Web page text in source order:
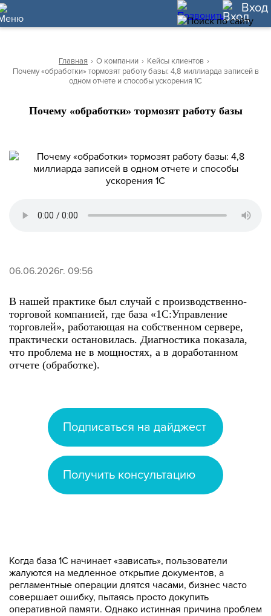
10 Вход
Главная › О компании › Кейсы клиентов ›
Почему «обработки» тормозят работу базы: 4,8 миллиарда записей в
одном отчете и способы ускорения 1С
Почему «обработки» тормозят работу базы
06.06.2026г. 09:56
В нашей практике был случай с производственно-
торговой компанией, где база «1С:Управление
торговлей», работающая на собственном сервере,
практически остановилась. Диагностика показала,
что проблема не в мощностях, а в доработанном
отчете (обработке).
Подписаться на дайджест
Получить консультацию
Когда база 1С начинает «зависать», пользователи
жалуются на медленное открытие документов, а
регламентные операции длятся часами, бизнес часто
совершает ошибку, пытаясь просто докупить
оперативной памяти. Однако истинная причина проблем